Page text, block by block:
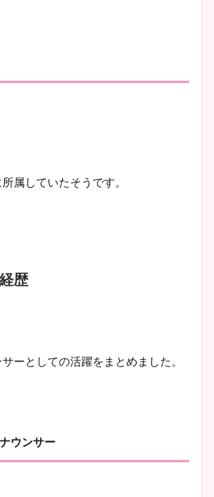
豊島実季アナのカップ画像ま
属していたそうです。
歴
ーとしての活躍をまとめました。
ウンサー